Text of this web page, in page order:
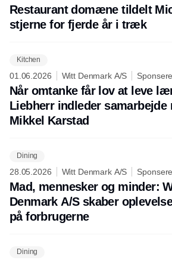
Restaurant domæne tildelt
stjerne for fjerde år i træk
Kitchen
01.06.2026 Witt Denmark A/S
Når omtanke får lov at leve
Liebherr indleder samarbejde
Mikkel Karstad
Dining
28.05.2026 Witt Denmark A/S
Mad, mennesker og minder:
Denmark A/S skaber
på forbrugerne
Dining